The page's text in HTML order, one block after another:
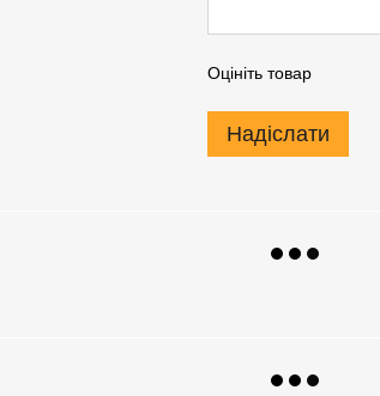
Оцініть товар
Надіслати